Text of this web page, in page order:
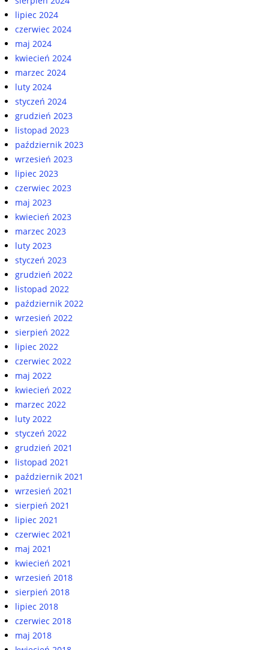
lipiec 2024
czerwiec 2024
maj 2024
kwiecień 2024
marzec 2024
luty 2024
styczeń 2024
grudzień 2023
listopad 2023
październik 2023
wrzesień 2023
lipiec 2023
czerwiec 2023
maj 2023
kwiecień 2023
marzec 2023
luty 2023
styczeń 2023
grudzień 2022
listopad 2022
październik 2022
wrzesień 2022
sierpień 2022
lipiec 2022
czerwiec 2022
maj 2022
kwiecień 2022
marzec 2022
luty 2022
styczeń 2022
grudzień 2021
listopad 2021
październik 2021
wrzesień 2021
sierpień 2021
lipiec 2021
czerwiec 2021
maj 2021
kwiecień 2021
wrzesień 2018
sierpień 2018
lipiec 2018
czerwiec 2018
maj 2018